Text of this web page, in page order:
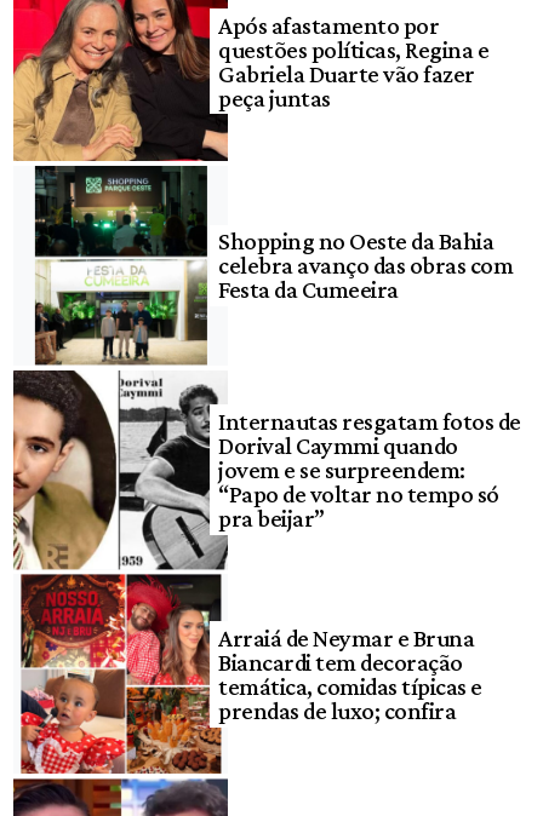
Após afastamento por
questões políticas, Regina e
Gabriela Duarte vão fazer
peça juntas
Shopping no Oeste da Bahia
celebra avanço das obras com
Festa da Cumeeira
Internautas resgatam fotos de
Dorival Caymmi quando
jovem e se surpreendem:
“Papo de voltar no tempo só
pra beijar”
Arraiá de Neymar e Bruna
Biancardi tem decoração
temática, comidas típicas e
prendas de luxo; confira